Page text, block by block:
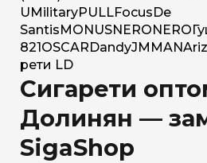
U MilitaryPULLFocus De
Santis MONUSNERO NERO
821 OSCAR DandyJM MAN
рети LD
Сигарети
Долинян —
SigaShop